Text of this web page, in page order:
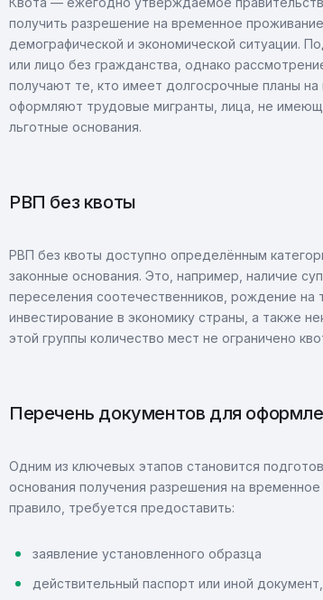
получить разрешение на временное
демографической и экономической ситуации.
или лицо без гражданства, однако
получают те, кто имеет долгосрочные планы
оформляют трудовые мигранты, лица, не
льготные основания.
РВП без квоты
РВП без квоты доступно определённым
законные основания. Это, например, наличие
переселения соотечественников, рождение на
инвестирование в экономику страны, а также
этой группы количество мест не ограничено
Перечень документов для
Одним из ключевых этапов становится
основания получения разрешения на
правило, требуется предоставить:
заявление установленного образца
действительный паспорт или иной